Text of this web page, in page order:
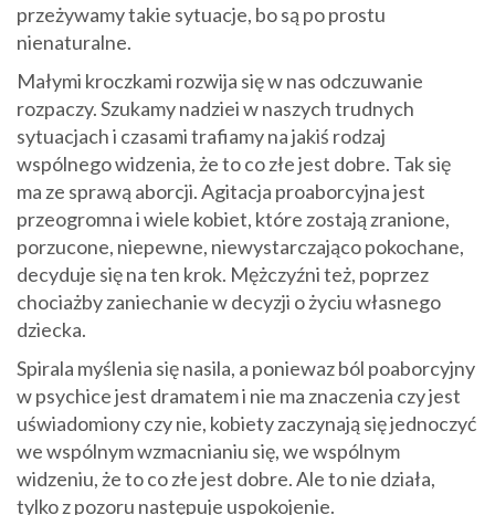
przeżywamy takie sytuacje, bo są po prostu
nienaturalne.
Małymi kroczkami rozwija się w nas odczuwanie
rozpaczy. Szukamy nadziei w naszych trudnych
sytuacjach i czasami trafiamy na jakiś rodzaj
wspólnego widzenia, że to co złe jest dobre. Tak się
ma ze sprawą aborcji. Agitacja proaborcyjna jest
przeogromna i wiele kobiet, które zostają zranione,
porzucone, niepewne, niewystarczająco pokochane,
decyduje się na ten krok. Mężczyźni też, poprzez
chociażby zaniechanie w decyzji o życiu własnego
dziecka.
Spirala myślenia się nasila, a poniewaz ból poaborcyjny
w psychice jest dramatem i nie ma znaczenia czy jest
uświadomiony czy nie, kobiety zaczynają się jednoczyć
we wspólnym wzmacnianiu się, we wspólnym
widzeniu, że to co złe jest dobre. Ale to nie działa,
tylko z pozoru następuje uspokojenie.